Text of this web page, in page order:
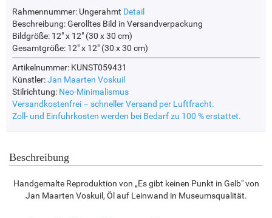
Rahmennummer: Ungerahmt Detail
Beschreibung:Gerolltes Bild in Versandverpackung
Bildgröße: 12" x 12" (30 x 30 cm)
Gesamtgröße: 12" x 12" (30 x 30 cm)
Artikelnummer: KUNST059431
Künstler:Jan Maarten Voskuil
Stilrichtung: Neo-Minimalismus
Versandkostenfrei – schneller Versand per Luftfracht.
Zoll- und Einfuhrkosten werden bei Bedarf zu 100 % erstattet.
Beschreibung
Handgemalte Reproduktion von „Es gibt keinen Punkt in Gelb" von
Jan Maarten Voskuil, Öl auf Leinwand in Museumsqualität.